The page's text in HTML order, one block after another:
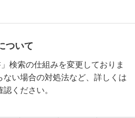
ついて
検索の仕組みを変更しておりま
い場合の対処法など、詳しくは
認ください。